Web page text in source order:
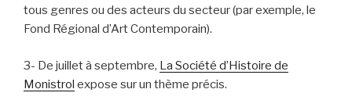
tous genres ou des acteurs du secteur (par exemple, le
Fond Régional d’Art Contemporain).
3- De juillet à septembre, La Société d’Histoire de
Monistrol expose sur un thème précis.